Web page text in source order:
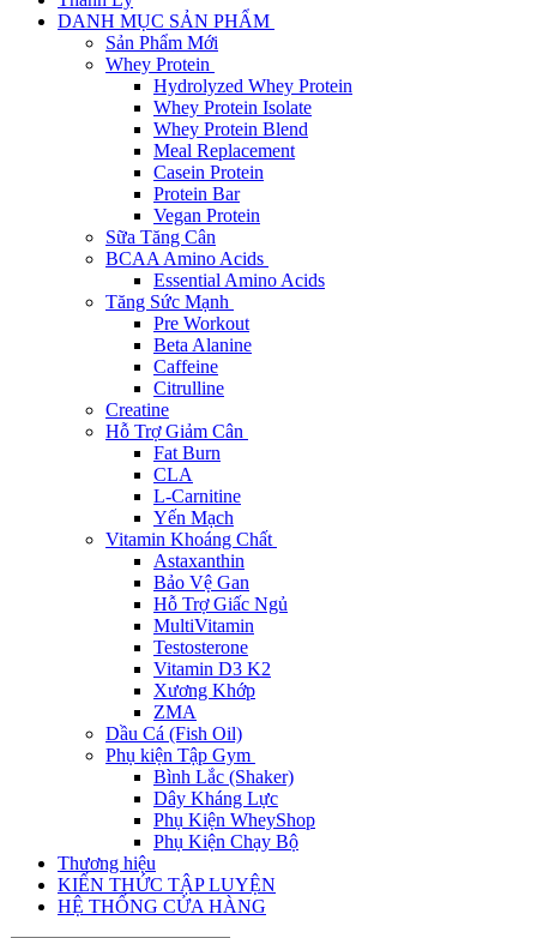
DANH MỤC SẢN PHẨM
Sản Phẩm Mới
Whey Protein
Hydrolyzed Whey Protein
Whey Protein Isolate
Whey Protein Blend
Meal Replacement
Casein Protein
Protein Bar
Vegan Protein
Sữa Tăng Cân
BCAA Amino Acids
Essential Amino Acids
Tăng Sức Mạnh
Pre Workout
Beta Alanine
Caffeine
Citrulline
Creatine
Hỗ Trợ Giảm Cân
Fat Burn
CLA
L-Carnitine
Yến Mạch
Vitamin Khoáng Chất
Astaxanthin
Bảo Vệ Gan
Hỗ Trợ Giấc Ngủ
MultiVitamin
Testosterone
Vitamin D3 K2
Xương Khớp
ZMA
Dầu Cá (Fish Oil)
Phụ kiện Tập Gym
Bình Lắc (Shaker)
Dây Kháng Lực
Phụ Kiện WheyShop
Phụ Kiện Chạy Bộ
Thương hiệu
KIẾN THỨC TẬP LUYỆN
HỆ THỐNG CỬA HÀNG